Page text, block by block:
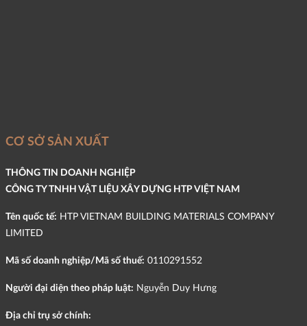
CƠ SỞ SẢN XUẤT
THÔNG TIN DOANH NGHIỆP
CÔNG TY TNHH VẬT LIỆU XÂY DỰNG HTP VIỆT NAM
Tên quốc tế: HTP VIETNAM BUILDING MATERIALS COMPANY
LIMITED
Mã số doanh nghiệp/Mã số thuế: 0110291552
Người đại diện theo pháp luật: Nguyễn Duy Hưng
Địa chỉ trụ sở chính: